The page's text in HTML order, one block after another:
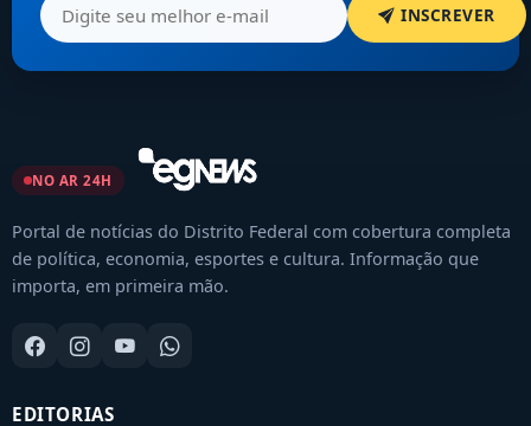
INSCREVER
NO AR 24H
Portal de notícias do Distrito Federal com cobertura completa
de política, economia, esportes e cultura. Informação que
importa, em primeira mão.
EDITORIAS